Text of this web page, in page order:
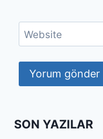
Website
SON YAZILAR